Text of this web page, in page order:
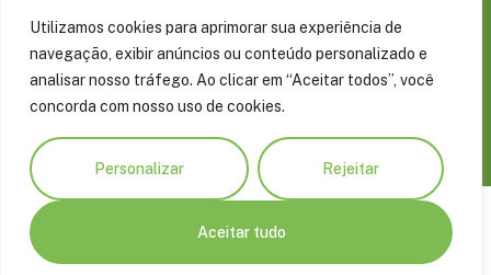
Utilizamos cookies para aprimorar sua experiência de
navegação, exibir anúncios ou conteúdo personalizado e
analisar nosso tráfego. Ao clicar em “Aceitar todos”, você
concorda com nosso uso de cookies.
Personalizar Rejeitar
Aceitar tudo
Conecte-se com a Amazônia
Blog do Virgílio Viana